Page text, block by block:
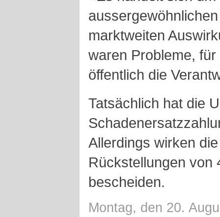
marktweiten
waren Probleme,
öffentlich die
Tatsächlich hat die
Allerdings wirken
Rückstellungen von
bescheiden.
Montag, den 20.